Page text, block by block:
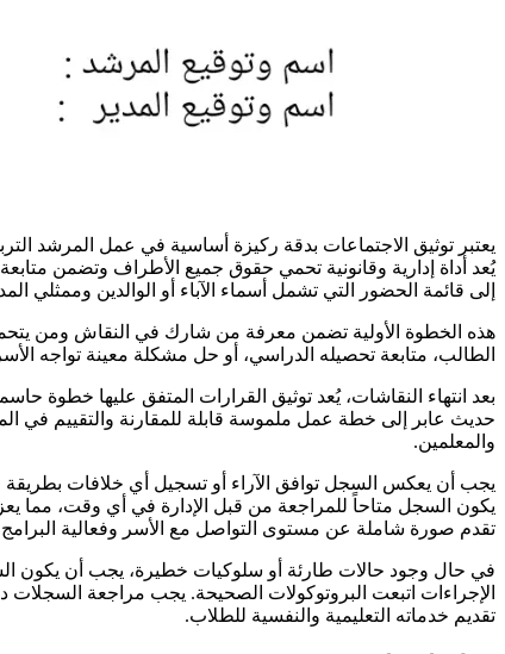
يعتبر توثيق الاجتماعات بدقة ركيزة أساسية في عمل المرشد
يُعد أداة إدارية وقانونية تحمي حقوق جميع الأطراف وتضمن
إلى قائمة الحضور التي تشمل أسماء الآباء أو الوالدين وممثلي
هذه الخطوة الأولية تضمن معرفة من شارك في النقاش ومن
الطالب، متابعة تحصيله الدراسي، أو حل مشكلة معينة تواجه
بعد انتهاء النقاشات، يُعد توثيق القرارات المتفق عليها خطوة
حديث عابر إلى خطة عمل ملموسة قابلة للمقارنة والتقييم في
والمعلمين.
يجب أن يعكس السجل توافق الآراء أو تسجيل أي خلافات بطريقة
يكون السجل متاحاً للمراجعة من قبل الإدارة في أي وقت، مما
تقدم صورة شاملة عن مستوى التواصل مع الأسر وفعالية البرامج
في حال وجود حالات طارئة أو سلوكيات خطيرة، يجب أن يكون
الإجراءات اتبعت البروتوكولات الصحيحة. يجب مراجعة السجلات
تقديم خدماته التعليمية والنفسية للطلاب.